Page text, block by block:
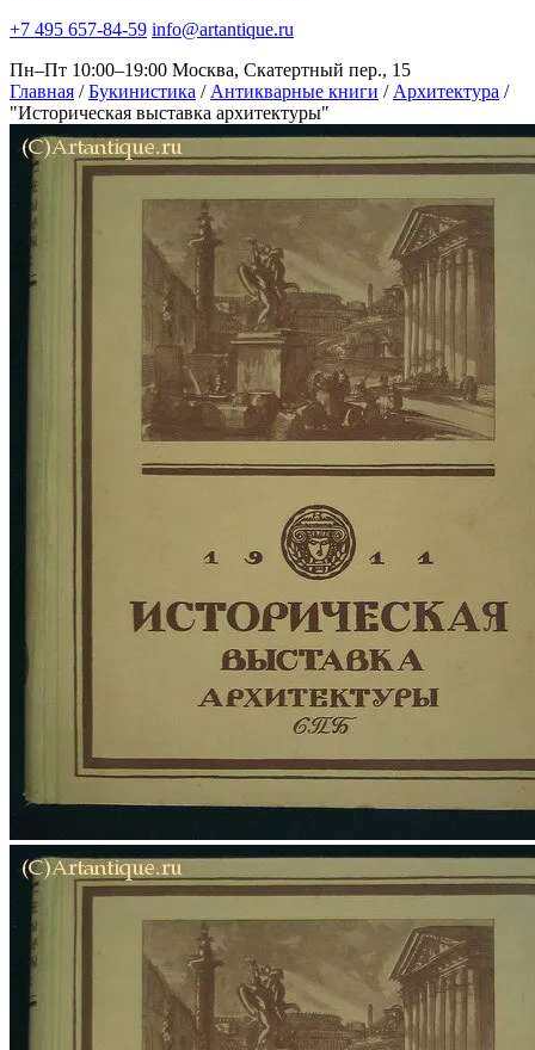
+7 495 657-84-59 info@artantique.ru
Пн–Пт 10:00–19:00 Москва, Скатертный пер., 15
Главная / Букинистика / Антикварные книги / Архитектура /
"Историческая выставка архитектуры"